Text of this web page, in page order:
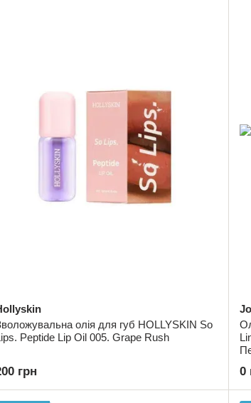
олія для губ HOLLYSKIN So
Peptide Lip Oil 005. Grape Rush
грн 0